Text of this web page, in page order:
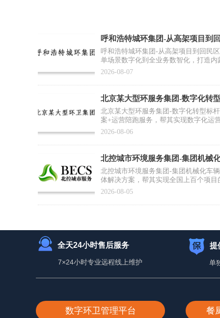
呼和浩特城环集团-从高架项目到
作案例】
呼和浩特城环集团-从高架项目到回民
单场景数字化到全业务数智化，打造
2026-08-07
北京某大型环服务集团-数字化转
例】
北京某大型环服务集团-数字化转型标
案+运营陪跑服务，帮其实现数字化运
推广复制提供标杆范式
2026-08-06
北控城市环境服务集团-集团机械
合作案例】
北控城市环境服务集团-集团机械化车
体解决方案，帮其实现全国上百个项
为集团数智化运营打好基础
2026-08-05
全天24小时售后服务
7×24小时专业远程线上维护
提
单
数字环卫管理平台 餐